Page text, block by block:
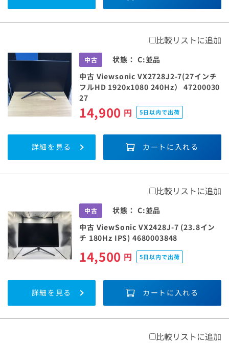
比較リストに追加
中古 状態： C:並品
中古 Viewsonic VX2728J2-7(27インチ
フルHD 1920x1080 240Hz） 47200030
27
14,900 円 5日以内で出荷
詳細を見る カートに入れる
比較リストに追加
中古 状態： C:並品
中古 ViewSonic VX2428J-7 (23.8イン
チ 180Hz IPS) 4680003848
14,500 円 5日以内で出荷
詳細を見る カートに入れる
比較リストに追加